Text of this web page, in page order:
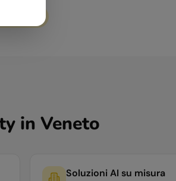
in Veneto
Soluzioni AI su misura